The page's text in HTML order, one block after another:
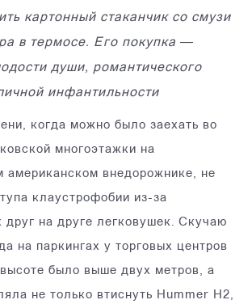
картонный стаканчик со смузи
в термосе. Его покупка —
души, романтического
инфантильности
когда можно было заехать во
многоэтажки на
американском внедорожнике, не
клаустрофобии из-за
друг на друге легковушек. Скучаю
на паркингах у торговых центров
было выше двух метров, а
не только втиснуть Hummer H2,